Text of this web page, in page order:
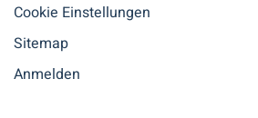
Cookie Einstellungen
Sitemap
Anmelden